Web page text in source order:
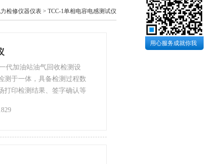
检修仪器仪表 > TCC-1单相电容电感测试仪
代加油站油气回收检测设
测于一体，具备检测过程数
打印检测结果、签字确认等
测仪使得加油站油气回收
用心服务成就你我